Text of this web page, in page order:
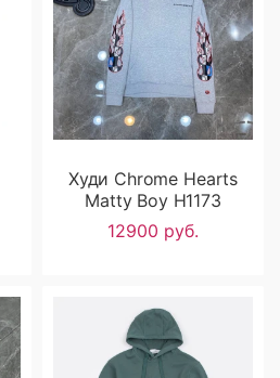
Худи Chrome Hearts
Matty Boy H1173
12900 руб.